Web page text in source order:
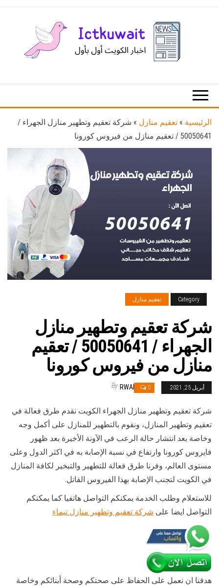
الكويت
الرئيسية » تعقيم منازل » شركة تعقيم وتطهير منازل الجهراء /
50050641 / تعقيم منازل من فيروس كورونا
Category تعقيم منازل
شركة تعقيم وتطهير منازل
الجهراء / 50050641 / تعقيم
منازل من فيروس كورونا
أبريل 25, 2021 0
By RWAN
شركة تعقيم وتطهير منازل الجهراء الكويت نقدم طرق فعالة في
تعقيم وتطهير المنازل، ونقوم بالتطهير للمنازل على أكمل وجه
وخاصة بعد انتشار حالة الرعب في الآونة الأخيرة بعد ظهور
فايروس كورونا وارتفاع في نسبة الإصابة به في اكثر الدول وعلى
مستوى العالم، وفرنا طرق فعالة للتطهير والتبخير لكافة المنازل
في الكويت لتجنب الإصابة بهذا الفيروس القاتل.
للاستعلام وطلب الخدمة يمكنكم التواصل هاتفيا كما يمكنكم
التواصل ايضا على شركة تعقيم وتطهير منازل تيماء
هدفنا ان نعمل على الحفاظ على صحتكم وصحة أبنائكم وخاصة